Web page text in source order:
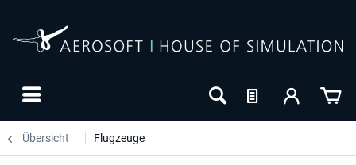
Übersicht Flugzeuge